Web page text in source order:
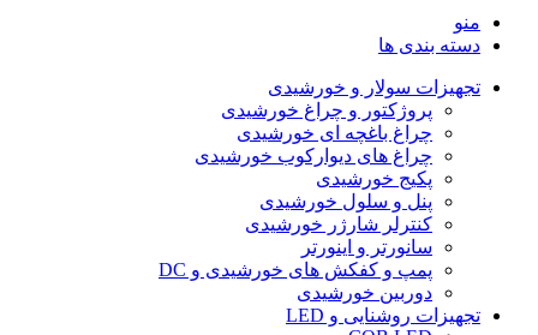
منو
دسته بندی ها
تجهیزات سولار و خورشیدی
پروژکتور و چراغ خورشیدی
چراغ باغچه ای خورشیدی
چراغ های دیوارکوب خورشیدی
پکیج خورشیدی
پنل و سلول خورشیدی
کنترلر شارژر خورشیدی
سانورتر و اینورتر
پمپ و کفکش های خورشیدی و DC
دوربین خورشیدی
تجهیزات روشنایی و LED